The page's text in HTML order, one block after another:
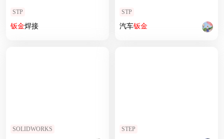
STP
钣金焊接
STP
汽车钣金
SOLIDWORKS STEP